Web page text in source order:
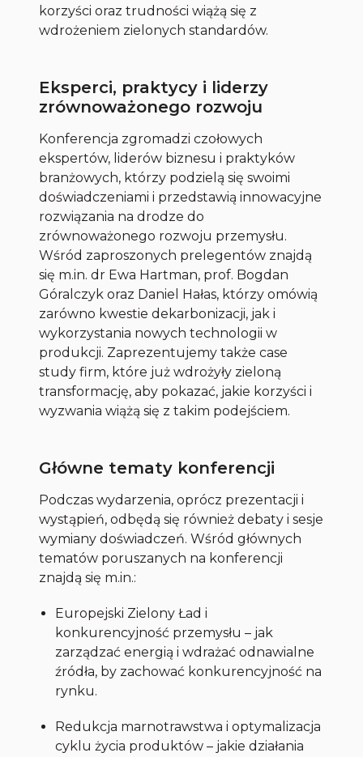
korzyści oraz trudności wiążą się z
wdrożeniem zielonych standardów.
Eksperci, praktycy i liderzy
zrównoważonego rozwoju
Konferencja zgromadzi czołowych
ekspertów, liderów biznesu i praktyków
branżowych, którzy podzielą się swoimi
doświadczeniami i przedstawią innowacyjne
rozwiązania na drodze do
zrównoważonego rozwoju przemysłu.
Wśród zaproszonych prelegentów znajdą
się m.in. dr Ewa Hartman, prof. Bogdan
Góralczyk oraz Daniel Hałas, którzy omówią
zarówno kwestie dekarbonizacji, jak i
wykorzystania nowych technologii w
produkcji. Zaprezentujemy także case
study firm, które już wdrożyły zieloną
transformację, aby pokazać, jakie korzyści i
wyzwania wiążą się z takim podejściem.
Główne tematy konferencji
Podczas wydarzenia, oprócz prezentacji i
wystąpień, odbędą się również debaty i sesje
wymiany doświadczeń. Wśród głównych
tematów poruszanych na konferencji
znajdą się m.in.:
Europejski Zielony Ład i
konkurencyjność przemysłu – jak
zarządzać energią i wdrażać odnawialne
źródła, by zachować konkurencyjność na
rynku.
Redukcja marnotrawstwa i optymalizacja
cyklu życia produktów – jakie działania